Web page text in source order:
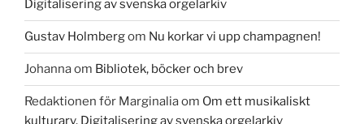
Digitalisering av svenska orgelarkiv
Gustav Holmbergom Nu korkar vi upp champagnen!
Johannaom Bibliotek, böcker och brev
Redaktionen för Marginaliaom Om ett musikaliskt
kulturarv. Digitalisering av svenska orgelarkiv